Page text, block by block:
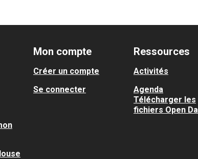
Mon compte
Créer un compte
Se connecter
Ressources
Activités
Agenda
Télécharger les
fichiers Open